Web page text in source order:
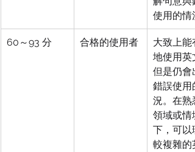
使用的情
60～93 分 合格的使用者
大致上能
地使用英
但是仍會
錯誤使用
況。在熟
領域或情
下，可以
較複雜的